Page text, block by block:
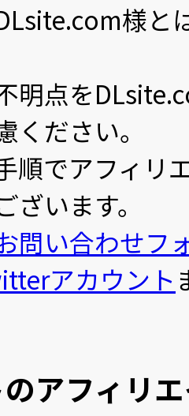
様と
明点を
ください。
順でアフィリ
ざいます。
問い合わせフ
アカウント
アフィリ